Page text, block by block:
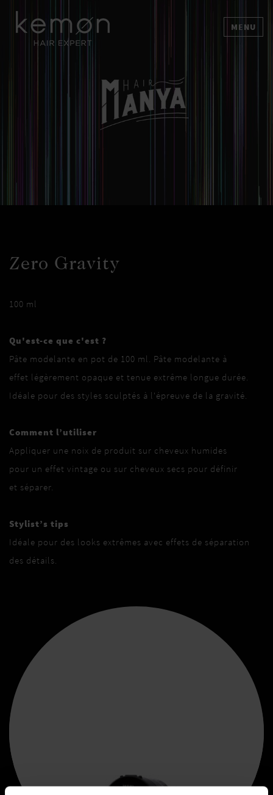
MENU
Zero Gravity
100 ml
Qu'est-ce que c'est ?
Pâte modelante en pot de 100 ml. Pâte modelante à
effet légèrement opaque et tenue extrême longue durée.
Idéale pour des styles sculptés à l'épreuve de la gravité.
Comment l’utiliser
Appliquer une noix de produit sur cheveux humides
pour un effet vintage ou sur cheveux secs pour définir
et séparer.
Stylist’s tips
Idéale pour des looks extrêmes avec effets de séparation
des détails.